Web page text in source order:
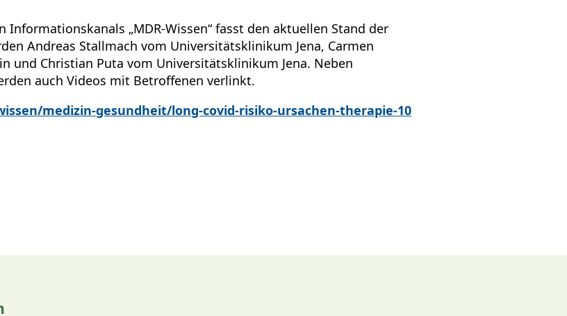
„MDR-Wissen“ fasst den aktuellen Stand der
Andreas Stallmach vom Universitätsklinikum Jena, Carmen
und Christian Puta vom Universitätsklinikum Jena. Neben
auch Videos mit Betroffenen verlinkt.
medizin-gesundheit/long-covid-risiko-ursachen-therapie-10